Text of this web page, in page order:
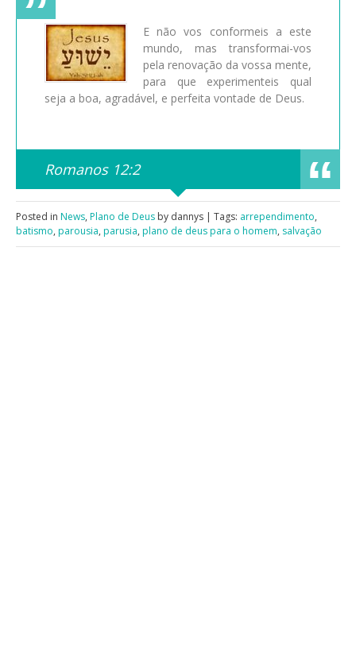
E não vos conformeis a este
mundo, mas transformai-vos
pela renovação da vossa mente,
para que experimenteis qual
seja a boa, agradável, e perfeita vontade de Deus.
Romanos 12:2
Posted in News, Plano de Deus by dannys | Tags: arrependimento,
batismo, parousia, parusia, plano de deus para o homem, salvação